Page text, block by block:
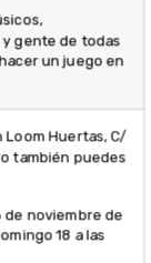
gente de todas
un juego en
Loom Huertas, C/
también puedes
de noviembre de
18 a las